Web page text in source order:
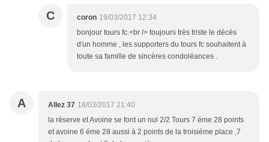
C coron 19/03/2017 12:34
bonjour tours fc.<br /> toujours très triste le décès
d'un homme , les supporters du tours fc souhaitent à
toute sa famille de sincères condoléances .
A Allez 37 18/03/2017 21:40
la réserve et Avoine se font un nul 2/2 Tours 7 éme 28 points
et avoine 6 éme 28 aussi à 2 points de la troisiéme place ,7